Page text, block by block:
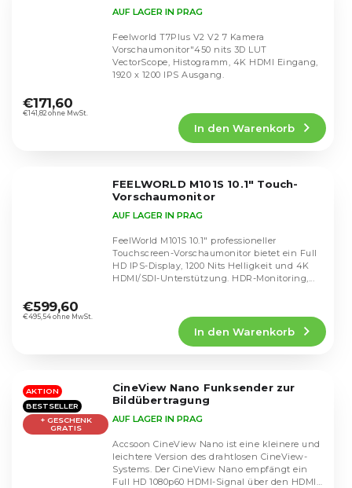
durchschnittliche
Produktbewertung
AUF LAGER IN PRAG
€141,82 ohne MwSt.
€171,60
In den Warenkorb
Feelworld T7Plus V2 V2 7 Kamera
Vorschaumonitor"450 nits 3D LUT
VectorScope, Histogramm, 4K HDMI Eingang,
1920 x 1200 IPS Ausgang.
FEELWORLD M101S 10.1" Touch-
Vorschaumonitor
durchschnittliche
Produktbewertung
Sternen.
AUF LAGER IN PRAG
€495,54 ohne MwSt.
€599,60
In den Warenkorb
FeelWorld M101S 10.1" professioneller
Touchscreen-Vorschaumonitor bietet ein Full
HD IPS-Display, 1200 Nits Helligkeit und 4K
HDMI/SDI-Unterstützung. HDR-Monitoring,...
AKTION
BESTSELLER
+ GESCHENK
GRATIS
CineView Nano Funksender zur
Bildübertragung
AUF LAGER IN PRAG
Accsoon CineView Nano ist eine kleinere und
leichtere Version des drahtlosen CineView-
Systems. Der CineView Nano empfängt ein
Full HD 1080p60 HDMI-Signal über den HDMI-